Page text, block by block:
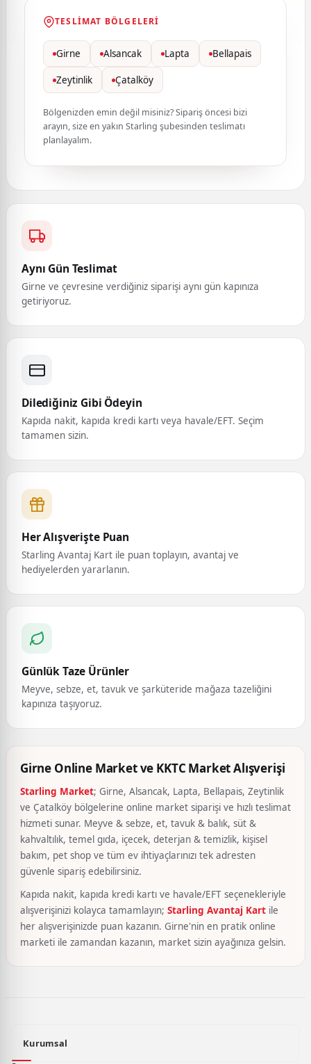
TESLIMAT BÖLGELERI
Girne Alsancak Lapta Bellapais
Zeytinlik Çatalköy
Bölgenizden emin değil misiniz? Sipariş öncesi bizi
arayın, size en yakın Starling şubesinden teslimatı
planlayalım.
Aynı Gün Teslimat
Girne ve çevresine verdiğiniz siparişi aynı gün kapınıza
getiriyoruz.
Dilediğiniz Gibi Ödeyin
Kapıda nakit, kapıda kredi kartı veya havale/EFT. Seçim
tamamen sizin.
Her Alışverişte Puan
Starling Avantaj Kart ile puan toplayın, avantaj ve
hediyelerden yararlanın.
Günlük Taze Ürünler
Meyve, sebze, et, tavuk ve şarküteride mağaza tazeliğini
kapınıza taşıyoruz.
Girne Online Market ve KKTC Market Alışverişi
Starling Market; Girne, Alsancak, Lapta, Bellapais, Zeytinlik
ve Çatalköy bölgelerine online market siparişi ve hızlı teslimat
hizmeti sunar. Meyve & sebze, et, tavuk & balık, süt &
kahvaltılık, temel gıda, içecek, deterjan & temizlik, kişisel
bakım, pet shop ve tüm ev ihtiyaçlarınızı tek adresten
güvenle sipariş edebilirsiniz.
Kapıda nakit, kapıda kredi kartı ve havale/EFT seçenekleriyle
alışverişinizi kolayca tamamlayın; Starling Avantaj Kart ile
her alışverişinizde puan kazanın. Girne'nin en pratik online
marketi ile zamandan kazanın, market sizin ayağınıza gelsin.
Kurumsal